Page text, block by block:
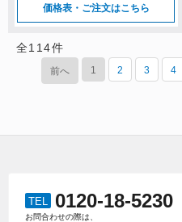
価格表・ご注文はこちら
全114件
4
3
2
1
前へ
TEL 0120-18-5230
お問合わせの際は、